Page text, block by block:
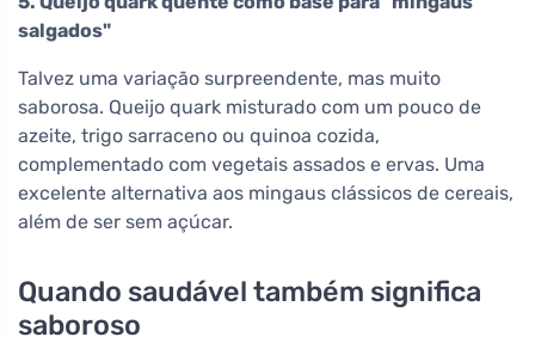
salgados"
Talvez uma variação surpreendente, mas muito
saborosa. Queijo quark misturado com um pouco de
azeite, trigo sarraceno ou quinoa cozida,
complementado com vegetais assados e ervas. Uma
excelente alternativa aos mingaus clássicos de cereais,
além de ser sem açúcar.
Quando saudável também significa
saboroso